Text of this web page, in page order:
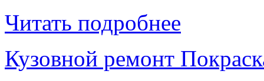
Читать подробнее
Кузовной ремонт